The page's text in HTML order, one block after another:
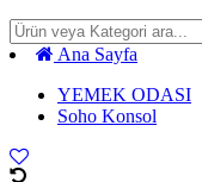
Ana Sayfa
YEMEK ODASI
Soho Konsol